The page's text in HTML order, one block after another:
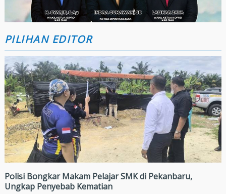
PILIHAN EDITOR
Polisi Bongkar Makam Pelajar SMK di Pekanbaru,
Ungkap Penyebab Kematian